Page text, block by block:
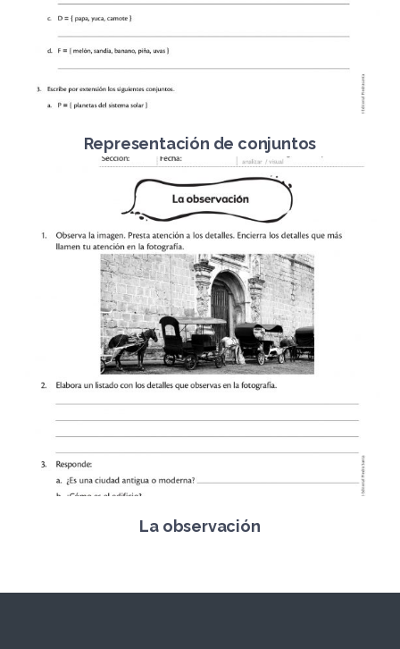
Representación de conjuntos
La observación